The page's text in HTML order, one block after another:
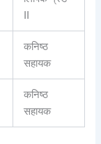
कनिष्ठ
सहायक
कनिष्ठ
सहायक